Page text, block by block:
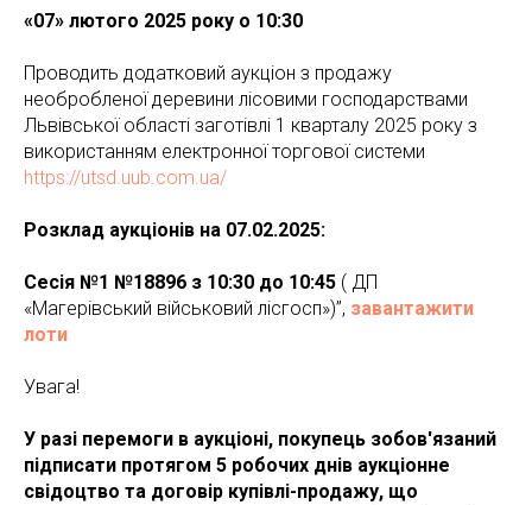
«07» лютого 2025 року о 10:30
Проводить додатковий аукціон з продажу
необробленої деревини лісовими господарствами
Львівської області заготівлі 1 кварталу 2025 року з
використанням електронної торгової системи
https://utsd.uub.com.ua/
Розклад аукціонів на 07.02.2025:
Сесія №1 №18896 з 10:30 до 10:45 ( ДП
«Магерівський військовий лісгосп»)”, завантажити
лоти
Увага!
У разі перемоги в аукціоні, покупець зобов'язаний
підписати протягом 5 робочих днів аукціонне
свідоцтво та договір купівлі-продажу, що